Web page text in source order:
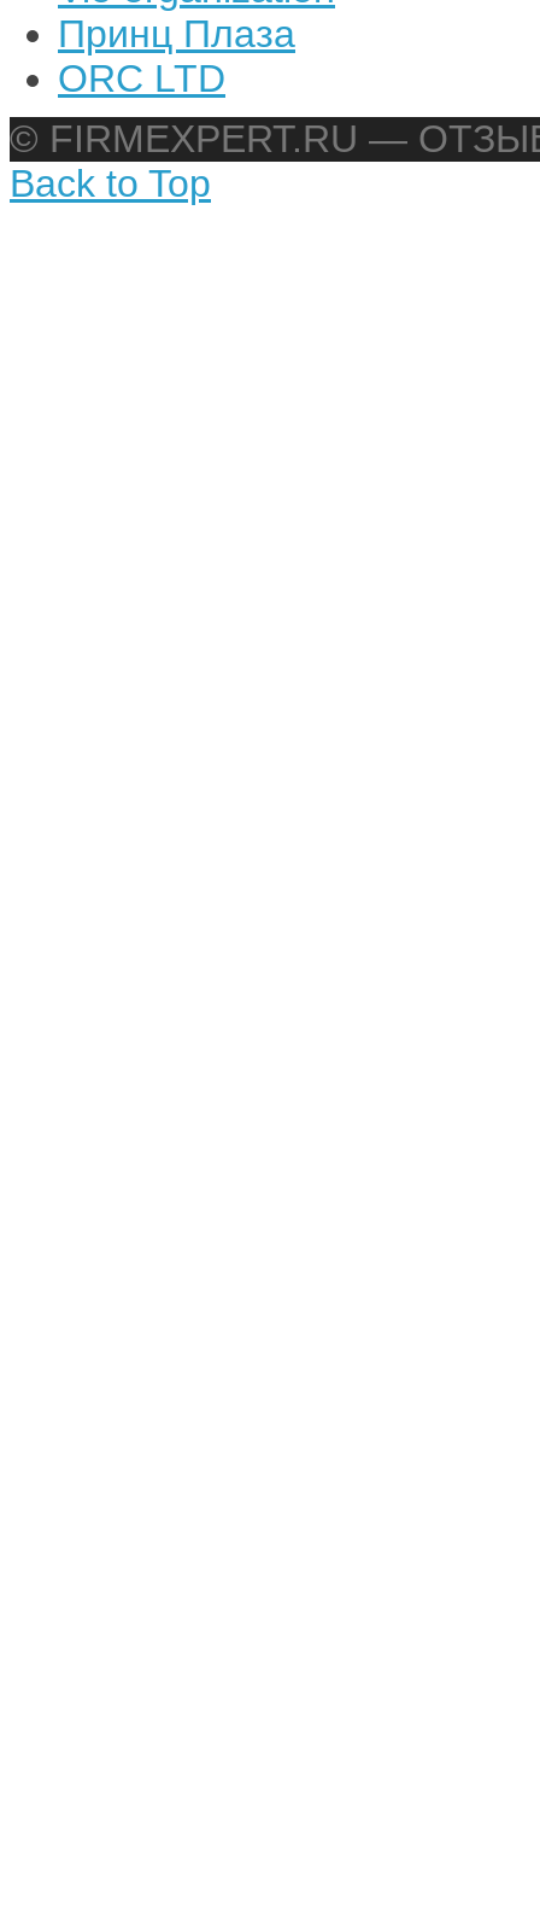
Принц Плаза
ORC LTD
© FIRMEXPERT.RU —
Back to Top